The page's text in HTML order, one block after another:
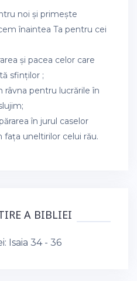
noi și primește
înaintea Ta pentru cei
și pacea celor care
sfinților ;
râvna pentru lucrările în
în jurul caselor
fața uneltirilor celui rău.
A BIBLIEI
Isaia 34 - 36